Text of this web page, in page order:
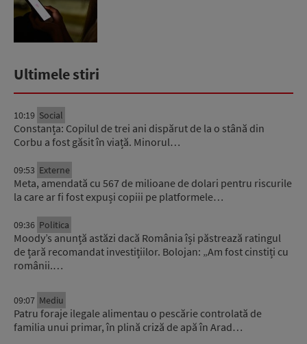
Ultimele stiri
10:19 Social
Constanța: Copilul de trei ani dispărut de la o stână din
Corbu a fost găsit în viață. Minorul…
09:53 Externe
Meta, amendată cu 567 de milioane de dolari pentru riscurile
la care ar fi fost expuși copiii pe platformele…
09:36 Politica
Moody’s anunță astăzi dacă România își păstrează ratingul
de țară recomandat investițiilor. Bolojan: „Am fost cinstiți cu
românii.…
09:07 Mediu
Patru foraje ilegale alimentau o pescărie controlată de
familia unui primar, în plină criză de apă în Arad…